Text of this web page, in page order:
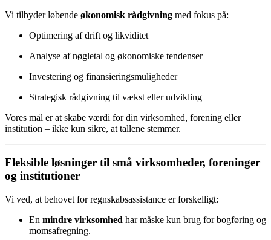
Vi tilbyder løbende økonomisk rådgivning med fokus på:
Optimering af drift og likviditet
Analyse af nøgletal og økonomiske tendenser
Investering og finansieringsmuligheder
Strategisk rådgivning til vækst eller udvikling
Vores mål er at skabe værdi for din virksomhed, forening eller
institution – ikke kun sikre, at tallene stemmer.
Fleksible løsninger til små virksomheder, foreninger
og institutioner
Vi ved, at behovet for regnskabsassistance er forskelligt:
En mindre virksomhed har måske kun brug for bogføring og
momsafregning.